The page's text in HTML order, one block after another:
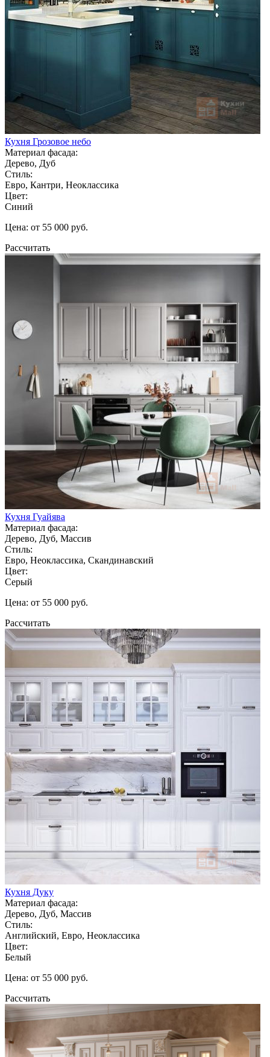
Кухня Грозовое небо
Материал фасада:
Дерево, Дуб
Стиль:
Евро, Кантри, Неоклассика
Цвет:
Синий
Цена: от 55 000 руб.
Рассчитать
Кухня Гуайява
Материал фасада:
Дерево, Дуб, Массив
Стиль:
Евро, Неоклассика, Скандинавский
Цвет:
Серый
Цена: от 55 000 руб.
Рассчитать
Кухня Дуку
Материал фасада:
Дерево, Дуб, Массив
Стиль:
Английский, Евро, Неоклассика
Цвет:
Белый
Цена: от 55 000 руб.
Рассчитать